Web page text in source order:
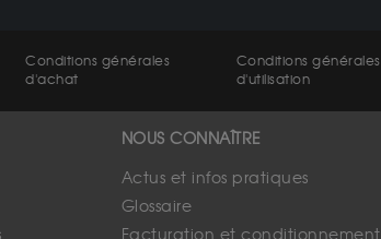
Conditions générales
d'achat
Conditions générales
d'utilisation
NOUS CONNAÎTRE
Actus et infos pratiques
Glossaire